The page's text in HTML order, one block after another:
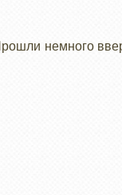
немного